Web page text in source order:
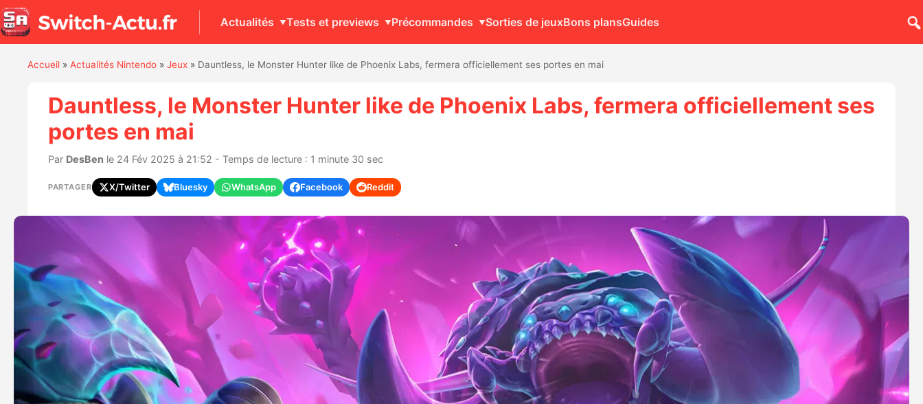
Actualités Tests et previews Précommandes Sorties de jeuxBons plansGuides
Accueil» Actualités Nintendo» Jeux» Dauntless, le Monster Hunter like de Phoenix Labs, fermera officiellement ses portes en mai
Dauntless, le Monster Hunter like de Phoenix Labs, fermera officiellement ses
portes en mai
Par DesBen le 24 Fév 2025 à 21:52 - Temps de lecture : 1 minute 30 sec
PARTAGER X/Twitter Bluesky WhatsApp Facebook Reddit